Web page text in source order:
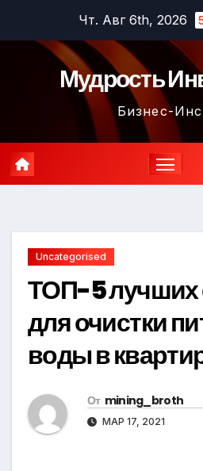
содержимому
Чт. Авг 6th, 2026
Мудрость
Бизнес-
Uncategorised
ТОП-5 лучших
для очистки
воды в
От mining_broth
МАР 17, 2021